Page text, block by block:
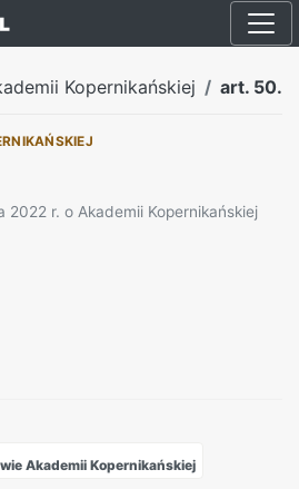
Kopernikańskiej art. 50.
2022 r. o Akademii Kopernikańskiej
Akademii Kopernikańskiej